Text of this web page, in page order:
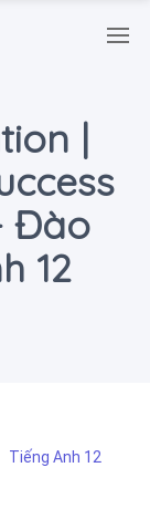
|
Đào
12
Tiếng Anh 12